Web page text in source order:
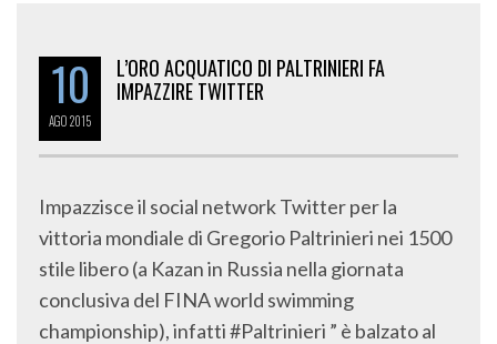
10
AGO2015
L’ORO ACQUATICO DI PALTRINIERI FA
IMPAZZIRE TWITTER
Impazzisce il social network Twitter per la
vittoria mondiale di Gregorio Paltrinieri nei 1500
stile libero (a Kazan in Russia nella giornata
conclusiva del FINA world swimming
championship), infatti #Paltrinieri ” è balzato al